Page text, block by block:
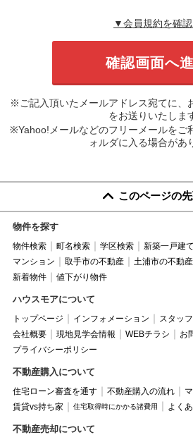
▼会員規約を確
※ご記入頂いたメールアドレス宛てに、
をお送りいたしま
※Yahoo!メールなどのフリーメールをご
ォルダに入る場合があ
このページの
物件を探す
物件検索 町名検索 学区検索 新築一戸建て
マンション
取手市の不動産 土浦市の不動産
新着物件
値下がり物件
ハウスモアについて
トップページ インフォメーション スタッ
会社概要
現地見学会情報 WEBチラシ
お
プライバシーポリシー
不動産購入について
住宅ローン審査を通す 不動産購入の流れ
賃貸vs持ち家
住宅取得時にかかる諸費用 よく
不動産売却について